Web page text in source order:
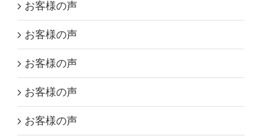
お客様の声
お客様の声
お客様の声
お客様の声
お客様の声